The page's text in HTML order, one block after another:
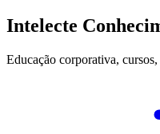
Intelecte
Educação corporativa,